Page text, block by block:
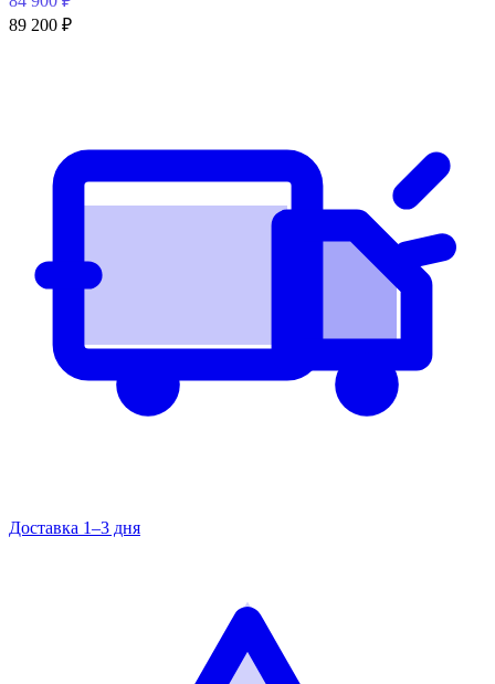
89 200 ₽
Доставка 1–3 дня